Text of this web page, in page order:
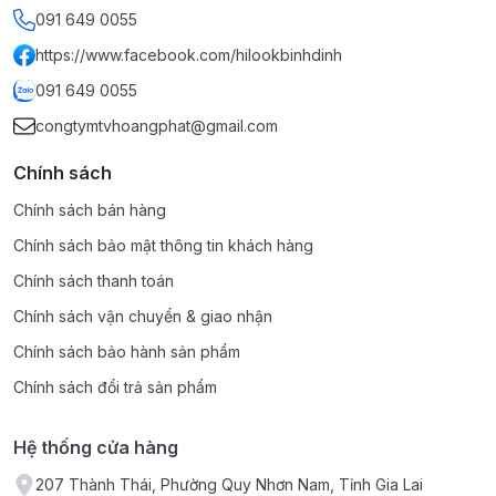
091 649 0055
https://www.facebook.com/hilookbinhdinh
091 649 0055
congtymtvhoangphat@gmail.com
Chính sách
Chính sách bán hàng
Chính sách bảo mật thông tin khách hàng
Chính sách thanh toán
Chính sách vận chuyển & giao nhận
Chính sách bảo hành sản phẩm
Chính sách đổi trả sản phẩm
Hệ thống cửa hàng
207 Thành Thái, Phường Quy Nhơn Nam, Tỉnh Gia Lai